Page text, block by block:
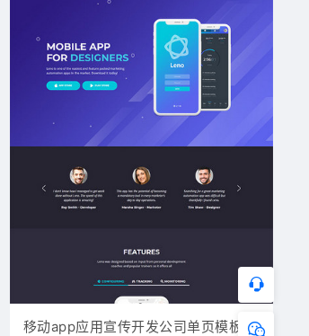
移动app应用宣传开发公司单页模板